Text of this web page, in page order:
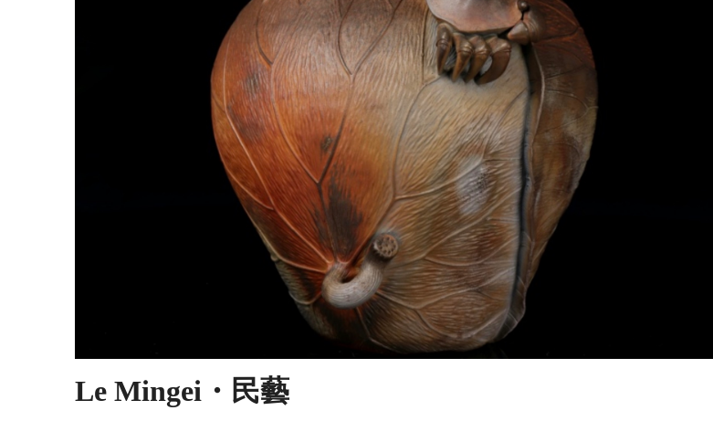
Le Mingei・民藝